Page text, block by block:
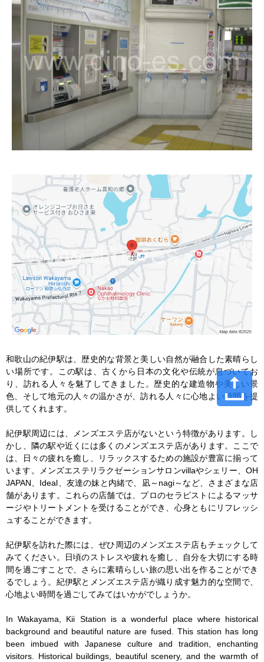
和歌山の紀伊駅は、歴史的な背景と美しい自然が融合した素晴らし
い場所です。この駅は、古くから日本の文化や伝統が息づいてお
り、訪れる人々を魅了してきました。歴史的な建造物や美しい景
色、そして地元の人々の温かさが、訪れる人々に心地よい時間を提
供してくれます。
紀伊駅周辺には、メンズエステ店がないという特徴があります。し
かし、隣の駅や近くには多くのメンズエステ店があります。ここで
は、日々の疲れを癒し、リラックスするための施設が豊富に揃って
います。メンズエステリラクゼーションサロンvillaやシェリー、OH
JAPAN、Ideal、友達の妹と内緒で、凪～nagi～など、さまざまな店
舗があります。これらの店舗では、プロのセラピストによるマッサ
ージやトリートメントを受けることができ、心身ともにリフレッシ
ュすることができます。
紀伊駅を訪れた際には、ぜひ周辺のメンズエステ店もチェックして
みてください。日頃のストレスや疲れを癒し、自分を大切にする時
間を過ごすことで、さらに素晴らしい旅の思い出を作ることができ
るでしょう。紀伊駅とメンズエステ店が織り成す魅力的な空間で、
心地よい時間を過ごしてみてはいかがでしょうか。
In Wakayama, Kii Station is a wonderful place where historical
background and beautiful nature are fused. This station has long
been imbued with Japanese culture and tradition, enchanting
visitors. Historical buildings, beautiful scenery, and the warmth of